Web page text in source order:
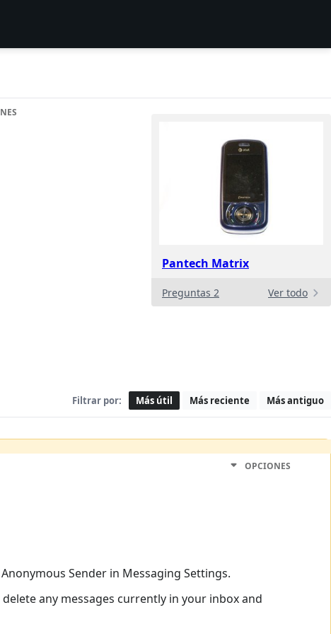
Pantech Matrix
Preguntas 2 Ver todo
Filtrar por: Más útil Más reciente Más antiguo
OPCIONES
Sender in Messaging Settings.
any messages currently in your inbox and